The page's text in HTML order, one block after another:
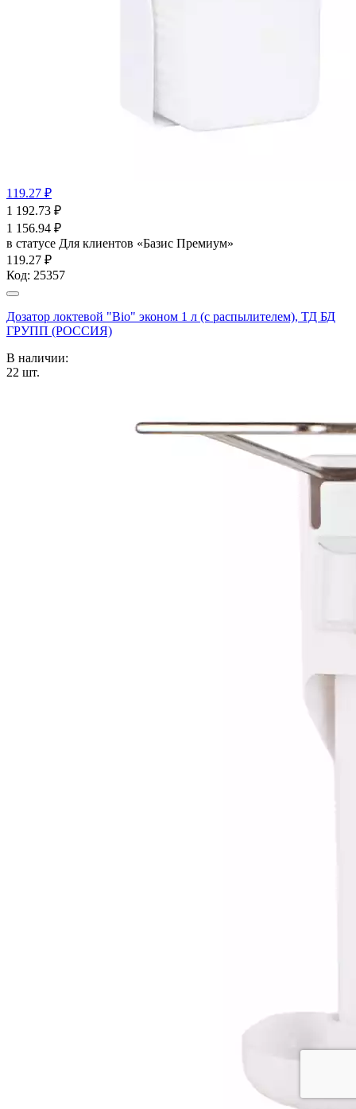
119.27 ₽
1 192.73 ₽
1 156.94 ₽
в статусе Для клиентов «Базис Премиум»
119.27 ₽
Код: 25357
Дозатор локтевой "Bio" эконом 1 л (с распылителем), ТД БД
ГРУПП (РОССИЯ)
В наличии:
22 шт.